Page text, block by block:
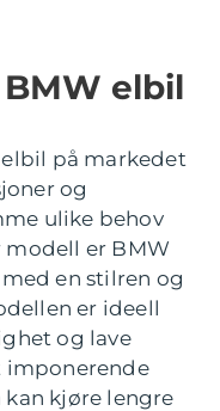
elbil
på markedet
og
ulike behov
er BMW
en stilren og
er ideell
og lave
imponerende
kjøre lengre